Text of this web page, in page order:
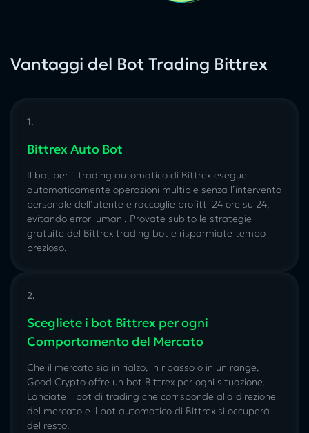
Vantaggi del Bot Trading Bittrex
1.
Bittrex Auto Bot
Il bot per il trading automatico di Bittrex esegue
automaticamente operazioni multiple senza l’intervento
personale dell’utente e raccoglie profitti 24 ore su 24,
evitando errori umani. Provate subito le strategie
gratuite del Bittrex trading bot e risparmiate tempo
prezioso.
2.
Scegliete i bot Bittrex per ogni
Сomportamento del Мercato
Che il mercato sia in rialzo, in ribasso o in un range,
Good Crypto offre un bot Bittrex per ogni situazione.
Lanciate il bot di trading che corrisponde alla direzione
del mercato e il bot automatico di Bittrex si occuperà
del resto.